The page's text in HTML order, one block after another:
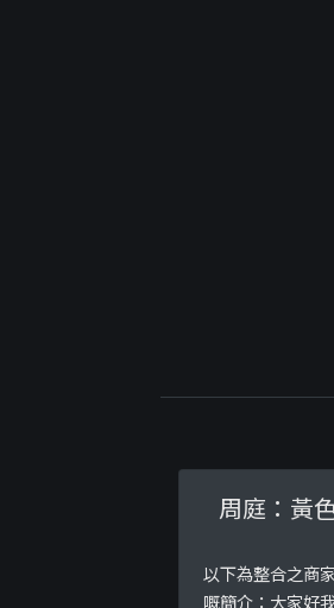
周庭：黃
以下為整合之商
嘅簡介：大家好